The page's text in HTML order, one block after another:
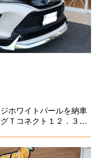
ホワイトパールを納車
Ｔコネクト１２．３イ